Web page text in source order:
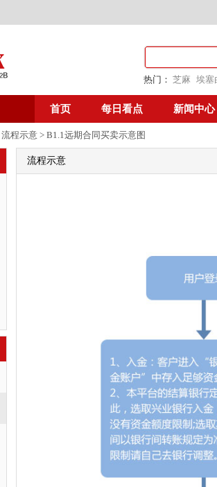
热门： 芝麻 埃塞
首页 每日看点 新闻中心
流程示意 > B1.1远期合同买卖示意图
流程示意